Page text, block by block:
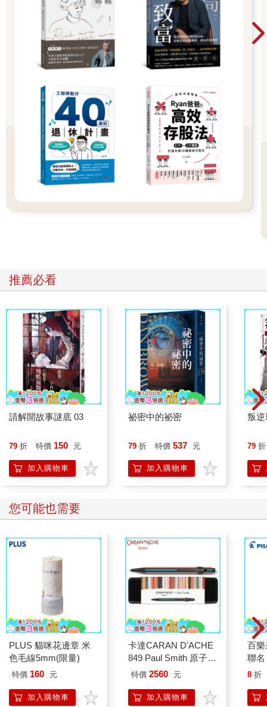
推薦必看
請解開故事謎底 03
79 折 特價 150 元
加入購物車
祕密中的祕密
79 折 特價 537 元
加入購物車
叛逆
79 折
您可能也需要
PLUS 貓咪花邊章 米
色毛線5mm(限量)
特價 160 元
加入購物車
卡達CARAN D'ACHE
849 Paul Smith 原子筆
ED.5 條紋黑
特價 2560 元
加入購物車
百
聯
8 折